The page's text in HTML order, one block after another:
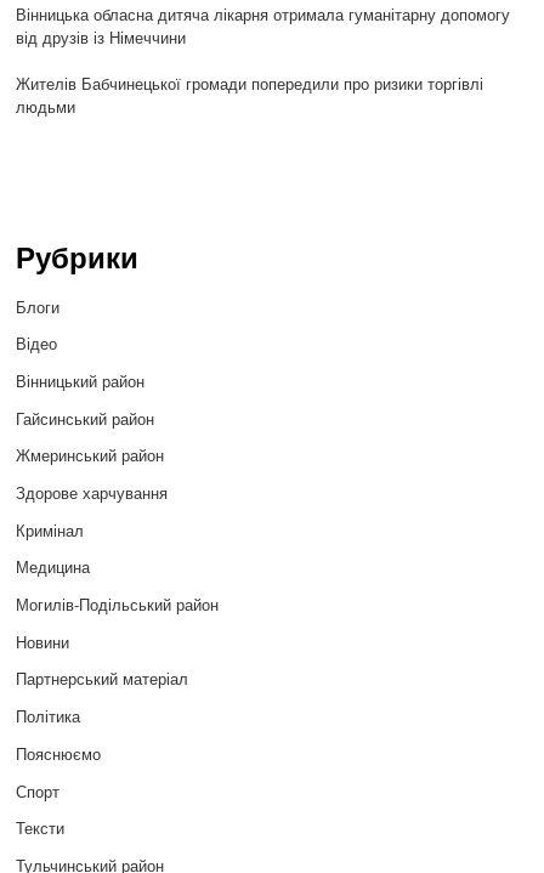
Вінницька обласна дитяча лікарня отримала гуманітарну допомогу
від друзів із Німеччини
Жителів Бабчинецької громади попередили про ризики торгівлі
людьми
Рубрики
Блоги
Відео
Вінницький район
Гайсинський район
Жмеринський район
Здорове харчування
Кримінал
Медицина
Могилів-Подільський район
Новини
Партнерський матеріал
Політика
Пояснюємо
Спорт
Тексти
Тульчинський район